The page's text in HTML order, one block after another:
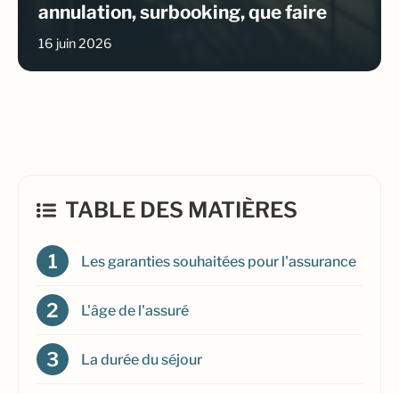
annulation, surbooking, que faire
16 juin 2026
TABLE DES MATIÈRES
Les garanties souhaitées pour l'assurance
L'âge de l'assuré
La durée du séjour